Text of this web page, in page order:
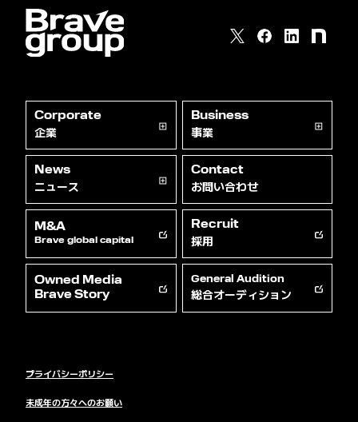
Corporate
企業
Business
事業
News
ニュース
Contact
お問い合わせ
M&A
Brave global capital
Recruit
採用
Owned Media
Brave Story
General Audition
総合オーディション
プライバシーポリシー
未成年の方々へのお願い